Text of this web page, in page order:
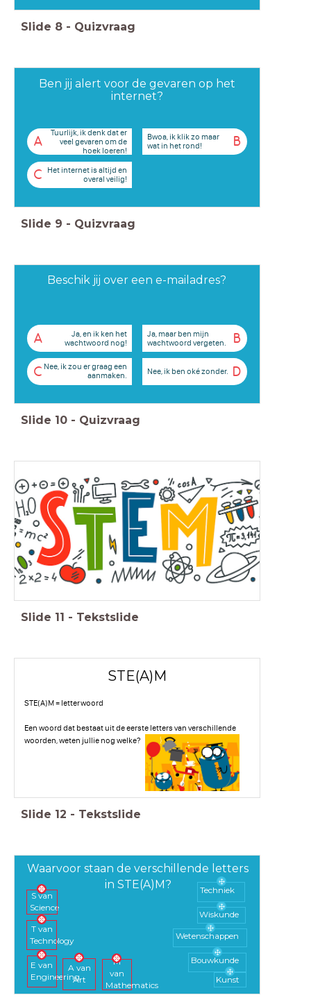
Slide 8 - Quizvraag
Ben jij alert voor de gevaren op het
internet?
A
Tuurlijk, ik denk dat er
veel gevaren om de
hoek loeren!
B
Bwoa, ik klik zo maar
wat in het rond!
C
Het internet is altijd en
overal veilig!
Slide 9 - Quizvraag
Beschik jij over een e-mailadres?
A
Ja, en ik ken het
wachtwoord nog!
B
Ja, maar ben mijn
wachtwoord vergeten.
C Nee, ik zou er graag een
aanmaken.
D
Nee, ik ben oké zonder.
Slide 10 - Quizvraag
Slide 11 - Tekstslide
STE(A)M
STE(A)M = letterwoord
Een woord dat bestaat uit de eerste letters van verschillende
woorden, weten jullie nog welke?
Slide 12 - Tekstslide
Waarvoor staan de verschillende letters
in STE(A)M?
S van
Science
T van
Technology
E van
Engineering
A van
Art
M
van
Mathematics
Techniek
Wiskunde
Wetenschappen
Bouwkunde
Kunst